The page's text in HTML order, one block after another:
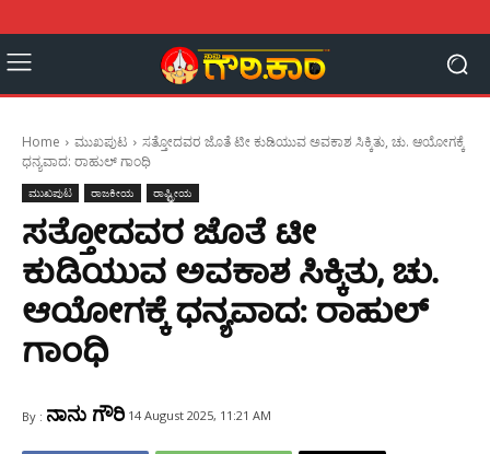
Home ಮುಖಪುಟ
ಸತ್ತೋದವರ ಜೊತೆ ಟೀ ಕುಡಿಯುವ ಅವಕಾಶ ಸಿಕ್ಕಿತು, ಚು. ಆಯೋಗಕ್ಕೆ
ಧನ್ಯವಾದ: ರಾಹುಲ್ ಗಾಂಧಿ
ಮುಖಪುಟ ರಾಜಕೀಯ ರಾಷ್ಟ್ರೀಯ
ಸತ್ತೋದವರ ಜೊತೆ ಟೀ
ಕುಡಿಯುವ ಅವಕಾಶ ಸಿಕ್ಕಿತು, ಚು.
ಆಯೋಗಕ್ಕೆ ಧನ್ಯವಾದ: ರಾಹುಲ್
ಗಾಂಧಿ
By : ನಾನು ಗೌರಿ 14 August 2025, 11:21 AM